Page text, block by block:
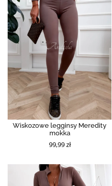
Wiskozowe legginsy Meredity
mokka
99,99 zł